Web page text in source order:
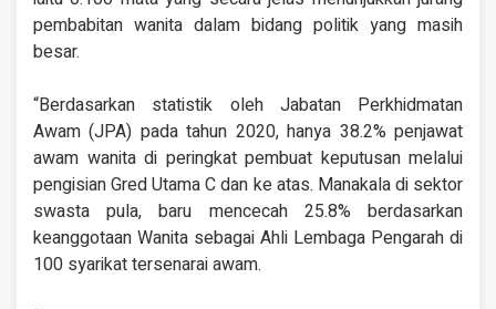
pembabitan wanita dalam bidang politik yang masih
besar.
“Berdasarkan statistik oleh Jabatan Perkhidmatan
Awam (JPA) pada tahun 2020, hanya 38.2% penjawat
awam wanita di peringkat pembuat keputusan melalui
pengisian Gred Utama C dan ke atas. Manakala di sektor
swasta pula, baru mencecah 25.8% berdasarkan
keanggotaan Wanita sebagai Ahli Lembaga Pengarah di
100 syarikat tersenarai awam.